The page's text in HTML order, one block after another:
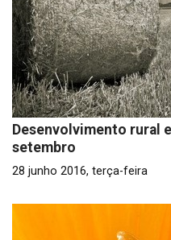
Desenvolvimento rural
setembro
28 junho 2016, terça-feira